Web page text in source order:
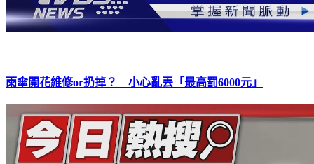
雨傘開花維修or扔掉？ 小心亂丟「最高罰6000元」